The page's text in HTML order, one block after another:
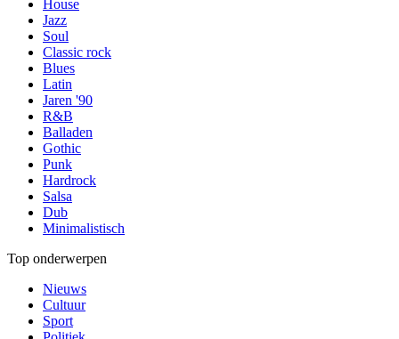
House
Jazz
Soul
Classic rock
Blues
Latin
Jaren '90
R&B
Balladen
Gothic
Punk
Hardrock
Salsa
Dub
Minimalistisch
Top onderwerpen
Nieuws
Cultuur
Sport